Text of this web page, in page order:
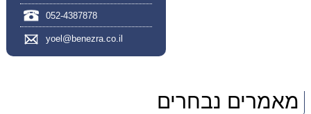
052-4387878
yoel@benezra.co.il
מאמרים נבחרים